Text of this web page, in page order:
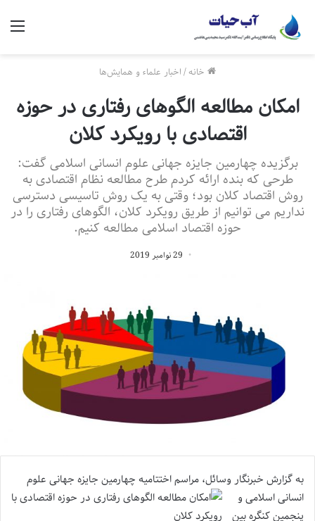
خانه/اخبار علماء و همایش‌ها
امکان مطالعه الگوهای رفتاری در حوزه
اقتصادی با رویکرد کلان
برگزیده چهارمین جایزه جهانی علوم انسانی اسلامی گفت:
طرحی که بنده ارائه کردم طرح مطالعه نظام اقتصادی به
روش اقتصاد کلان بود؛ وقتی به یک روش تاسیسی دسترسی
نداریم می توانیم از طریق رویکرد کلان، الگوهای رفتاری را در
حوزه اقتصاد اسلامی مطالعه کنیم.
29 نوامبر 2019
به گزارش خبرنگار وسائل، مراسم اختتامیه چهارمین جایزه جهانی علوم
انسانی اسلامی و
پنجمین کنگره بین